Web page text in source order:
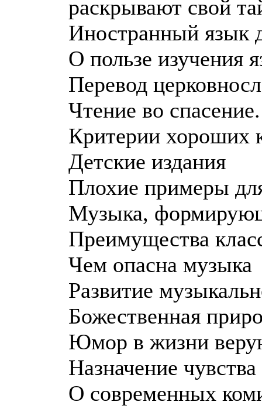
раскрывают свой
Иностранный язык
О пользе изучения
Перевод
Чтение во
Критерии хороших
Детские издания
Плохие примеры
Музыка,
Преимущества
Чем опасна музыка
Развитие
Божественная
Юмор в жизни
Назначение
О современных